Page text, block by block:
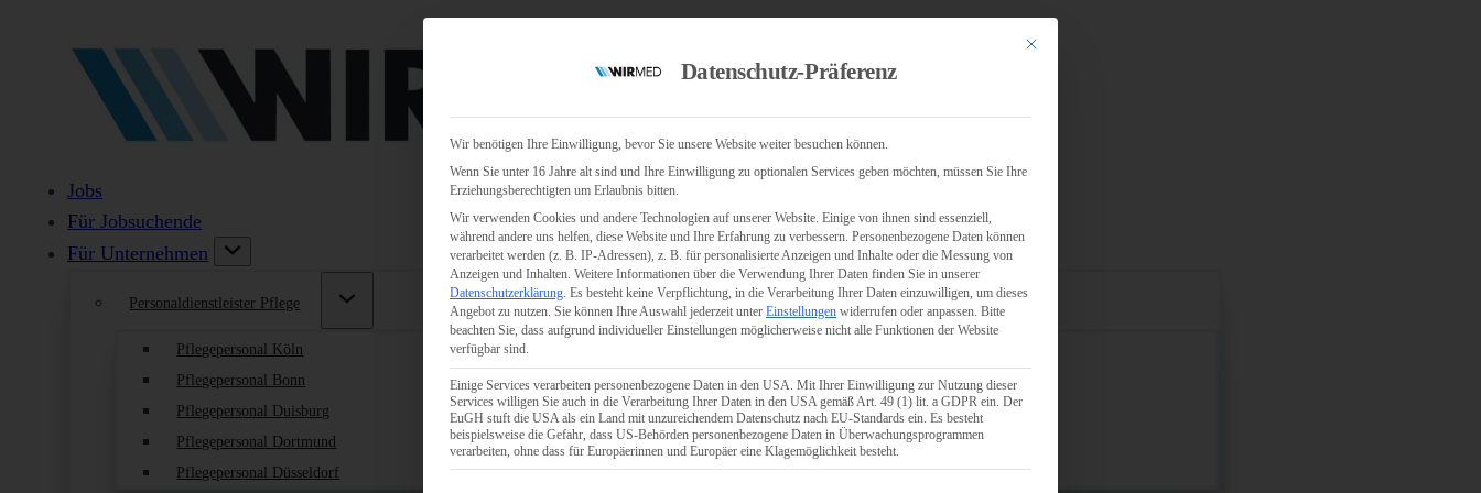
Jobs
Für Jobsuchende
Für Unternehmen
Personaldienstleister Pflege
Pflegepersonal Köln
Pflegepersonal Bonn
Pflegepersonal Duisburg
Pflegepersonal Dortmund
Pflegepersonal Düsseldorf
Mit diesem Button wird der Dialog geschlossen. Seine Funktionalität ist identisch mit
Datenschutz-Präferenz
Wir benötigen Ihre Einwilligung, bevor Sie unsere Website weiter besuchen können.
Wenn Sie unter 16 Jahre alt sind und Ihre Einwilligung zu optionalen Services geben möchten, müssen Sie Ihre
Erziehungsberechtigten um Erlaubnis bitten.
Wir verwenden Cookies und andere Technologien auf unserer Website. Einige von ihnen sind essenziell,
während andere uns helfen, diese Website und Ihre Erfahrung zu verbessern. Personenbezogene Daten können
verarbeitet werden (z. B. IP-Adressen), z. B. für personalisierte Anzeigen und Inhalte oder die Messung von
Anzeigen und Inhalten. Weitere Informationen über die Verwendung Ihrer Daten finden Sie in unserer
Datenschutzerklärung. Es besteht keine Verpflichtung, in die Verarbeitung Ihrer Daten einzuwilligen, um dieses
Angebot zu nutzen. Sie können Ihre Auswahl jederzeit unter Einstellungen widerrufen oder anpassen. Bitte
beachten Sie, dass aufgrund individueller Einstellungen möglicherweise nicht alle Funktionen der Website
verfügbar sind.
Einige Services verarbeiten personenbezogene Daten in den USA. Mit Ihrer Einwilligung zur Nutzung dieser
Services willigen Sie auch in die Verarbeitung Ihrer Daten in den USA gemäß Art. 49 (1) lit. a GDPR ein. Der
EuGH stuft die USA als ein Land mit unzureichendem Datenschutz nach EU-Standards ein. Es besteht
beispielsweise die Gefahr, dass US-Behörden personenbezogene Daten in Überwachungsprogrammen
verarbeiten, ohne dass für Europäerinnen und Europäer eine Klagemöglichkeit besteht.